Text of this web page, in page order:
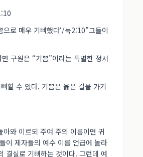
로 매우 기뻐했다‘/눅2:10”그들이
구원은 “기쁨”이라는 특별한 정서
할 수 있다. 기쁨은 옳은 길을 가기
와 이르되 주여 주의 이름이면 귀
이 제자들의 예수 이름 언급에 놀라
결실로 기뻐하는 것이다. 그런데 예